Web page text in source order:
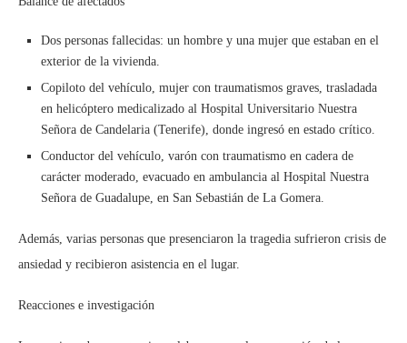
Dos personas fallecidas: un hombre y una mujer que estaban en el
exterior de la vivienda.
Copiloto del vehículo, mujer con traumatismos graves, trasladada
en helicóptero medicalizado al Hospital Universitario Nuestra
Señora de Candelaria (Tenerife), donde ingresó en estado crítico.
Conductor del vehículo, varón con traumatismo en cadera de
carácter moderado, evacuado en ambulancia al Hospital Nuestra
Señora de Guadalupe, en San Sebastián de La Gomera.
Además, varias personas que presenciaron la tragedia sufrieron crisis de
ansiedad y recibieron asistencia en el lugar.
Reacciones e investigación